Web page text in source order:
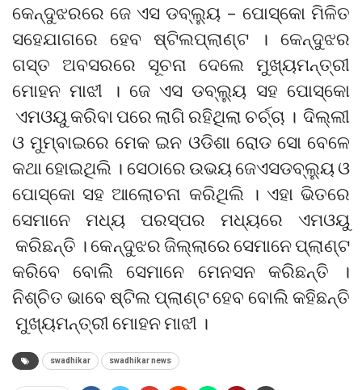
କେନ୍ଦୁଝରରେ ଜେ ଏସ ଡବ୍ଲ୍ୟୁ – ପୋସ୍କୋ ମିଳିତ
ସହେଯାଗରେ ହେବ ଷ୍ଟିଲପ୍ଲାଣ୍ଟ । କେନ୍ଦୁଝର
ଗସ୍ତ ଅବସରରେ ସୂଚନା ଦେଲେ ମୁଖ୍ୟମନ୍ତ୍ରୀ
ମୋହନ ମାଝୀ । ଜେ ଏସ ଡବ୍ଲ୍ୟୁ ସହ ପୋସ୍କୋ
ଏମଓୟୁ କରିବା ପରେ ଲାଗି ରହିଥିଲା ଚର୍ଚ୍ଚା । ଦିଲ୍ଲୀ
ଓ ମୁମ୍ବାଇରେ ମେକ ଇନ ଓଡିଶା ରୋଡ ସୋ ବେଳେ
କଥା ହୋଇଥିଲି । ସେଠାରେ ଉଭୟ ଜେଏସଡବ୍ଲ୍ୟୁ ଓ
ପୋସ୍କୋ ସହ ଆଲୋଚନା କରିଥିଲି । ଏହା ଭିତରେ
ସେମାନେ ମଧ୍ୟ ପରସ୍ପର ମଧ୍ୟରେ ଏମଓୟୁ
କରିଛନ୍ତି । କେନ୍ଦୁଝର ଜିଲ୍ଲାରେ ସେମାନେ ପ୍ଲାଣ୍ଟ
କରିବେ ବୋଲି ସେମାନେ ମେନସନ କରିଛନ୍ତି ।
ନିଶ୍ଚିତ ଭାବେ ଷ୍ଟିଲ ପ୍ଲାଣ୍ଟ ହେବ ବୋଲି କହିଛନ୍ତି
ମୁଖ୍ୟମନ୍ତ୍ରୀ ମୋହନ ମାଝୀ ।
swadhikar swadhikar news